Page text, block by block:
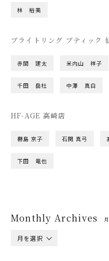
林 裕美
ブライトリング ブティック
赤間 建太 米内山 祥子
千田 岳杜 中澤 真白
HF-AGE 高崎店
橳島 京子 石関 真弓
下田 竜也
Monthly Archives
月を選択